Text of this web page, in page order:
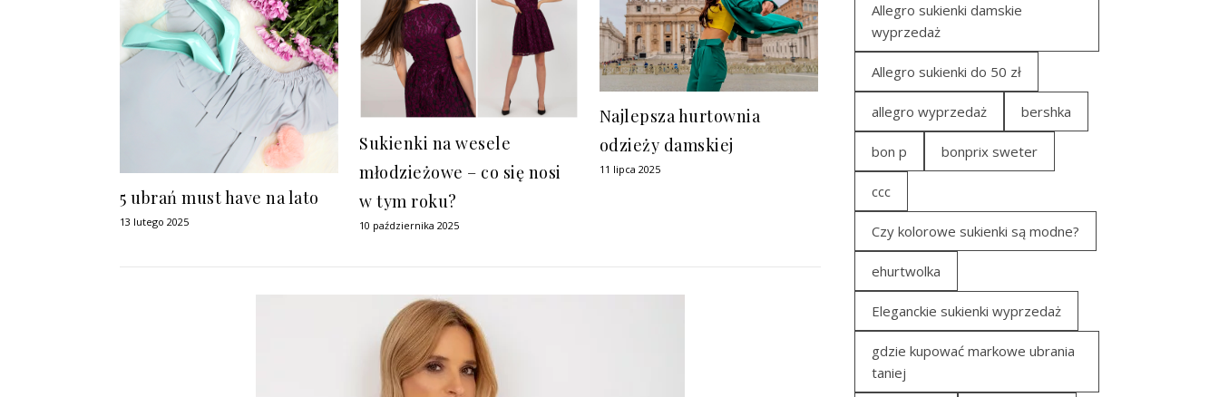
5 ubrań must have na lato
13 lutego 2025
Sukienki na wesele
młodzieżowe – co się nosi
w tym roku?
10 października 2025
Najlepsza hurtownia
odzieży damskiej
11 lipca 2025
Allegro sukienki damskie
wyprzedaż
Allegro sukienki do 50 zł
allegro wyprzedaż bershka
bon p bonprix sweter
ccc
Czy kolorowe sukienki są modne?
ehurtwolka
Eleganckie sukienki wyprzedaż
gdzie kupować markowe ubrania
taniej